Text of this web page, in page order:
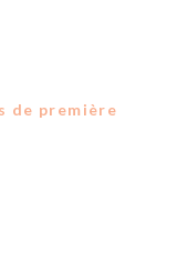
de première